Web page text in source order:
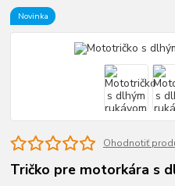
Novinka
Ohodnotiť
Tričko pre motorkára s